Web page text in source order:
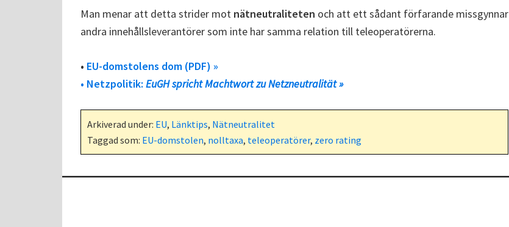
Man menar att detta strider mot nätneutraliteten och att ett sådant förfarande missgynnar
andra innehållsleverantörer som inte har samma relation till teleoperatörerna.
• EU-domstolens dom (PDF) »
• Netzpolitik: EuGH spricht Machtwort zu Netzneutralität »
Arkiverad under: EU, Länktips, Nätneutralitet
Taggad som: EU-domstolen, nolltaxa, teleoperatörer, zero rating